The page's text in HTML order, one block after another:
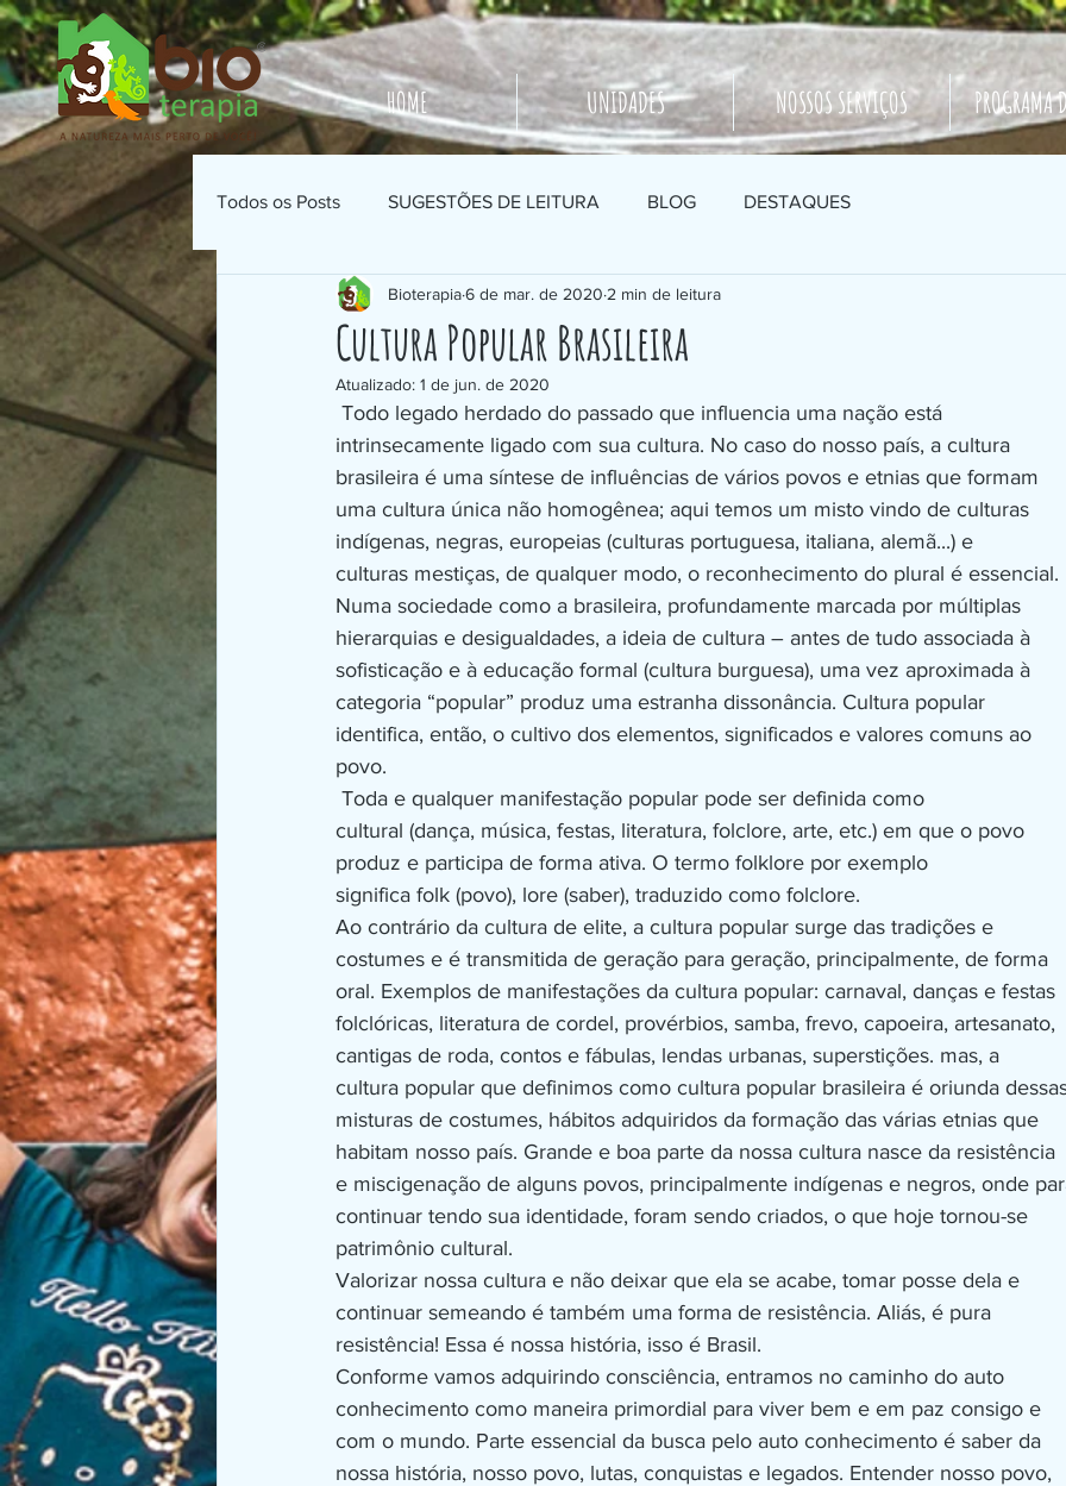
HOME UNIDADES NOSSOS SERVIÇOS PROGRAMA
Todos os Posts SUGESTÕES DE LEITURA BLOG DESTAQUES
Cultura Popular Brasileira
Bioterapia6 de mar. de 2020 2 min de leitura
Atualizado: 1 de jun. de 2020
Todo legado herdado do passado que influencia uma nação está
intrinsecamente ligado com sua cultura. No caso do nosso país, a cultura
brasileira é uma síntese de influências de vários povos e etnias que formam
uma cultura única não homogênea; aqui temos um misto vindo de culturas
indígenas, negras, europeias (culturas portuguesa, italiana, alemã...) e
culturas mestiças, de qualquer modo, o reconhecimento do plural é essencial.
Numa sociedade como a brasileira, profundamente marcada por múltiplas
hierarquias e desigualdades, a ideia de cultura – antes de tudo associada à
sofisticação e à educação formal (cultura burguesa), uma vez aproximada à
categoria “popular” produz uma estranha dissonância. Cultura popular
identifica, então, o cultivo dos elementos, significados e valores comuns ao
povo.
Toda e qualquer manifestação popular pode ser definida como
cultural (dança, música, festas, literatura, folclore, arte, etc.) em que o povo
produz e participa de forma ativa. O termo folklore por exemplo
significa folk (povo), lore (saber), traduzido como folclore.
Ao contrário da cultura de elite, a cultura popular surge das tradições e
costumes e é transmitida de geração para geração, principalmente, de forma
oral. Exemplos de manifestações da cultura popular: carnaval, danças e festas
folclóricas, literatura de cordel, provérbios, samba, frevo, capoeira, artesanato,
cantigas de roda, contos e fábulas, lendas urbanas, superstições. mas, a
cultura popular que definimos como cultura popular brasileira é oriunda
misturas de costumes, hábitos adquiridos da formação das várias etnias que
habitam nosso país. Grande e boa parte da nossa cultura nasce da resistência
e miscigenação de alguns povos, principalmente indígenas e negros, onde
continuar tendo sua identidade, foram sendo criados, o que hoje tornou-se
patrimônio cultural.
Valorizar nossa cultura e não deixar que ela se acabe, tomar posse dela e
continuar semeando é também uma forma de resistência. Aliás, é pura
resistência! Essa é nossa história, isso é Brasil.
Conforme vamos adquirindo consciência, entramos no caminho do auto
conhecimento como maneira primordial para viver bem e em paz consigo e
com o mundo. Parte essencial da busca pelo auto conhecimento é saber da
nossa história, nosso povo, lutas, conquistas e legados. Entender nosso povo,